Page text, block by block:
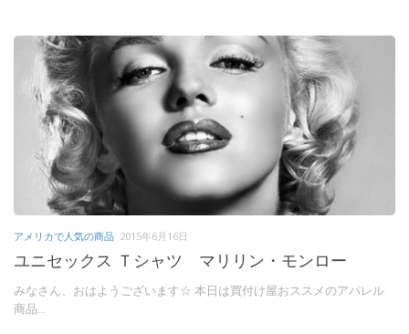
アメリカで人気の商品 2015年6月16日
ユニセックス Ｔシャツ マリリン・モンロー
みなさん、おはようございます☆ 本日は買付け屋おススメのアパレル
商品...